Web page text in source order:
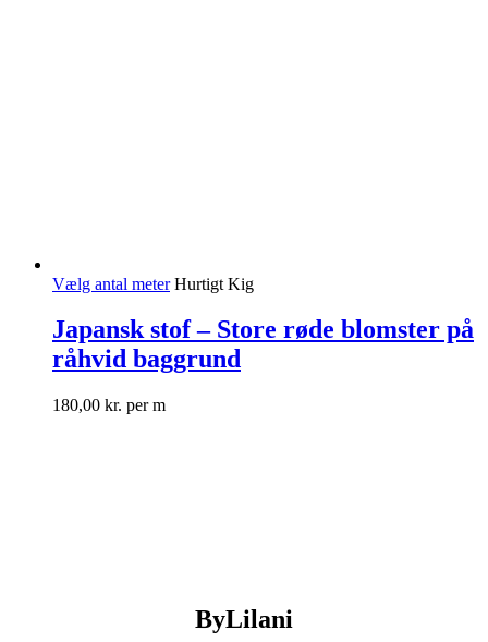
Vælg antal meter Hurtigt Kig
Japansk stof – Store røde blomster på
råhvid baggrund
180,00 kr. per m
ByLilani